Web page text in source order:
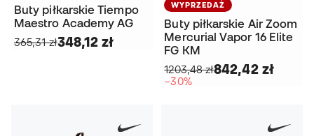
Buty piłkarskie Tiempo
Maestro Academy AG
365,31 zł348,12 zł
WYPRZEDAŻ
Buty piłkarskie Air Zoom
Mercurial Vapor 16 Elite
FG KM
1203,48 zł842,42 zł
−30%